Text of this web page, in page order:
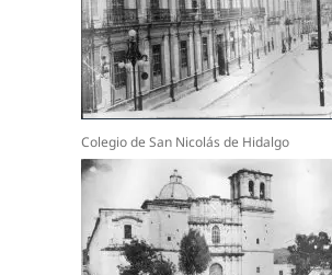
Colegio de San Nicolás de Hidalgo